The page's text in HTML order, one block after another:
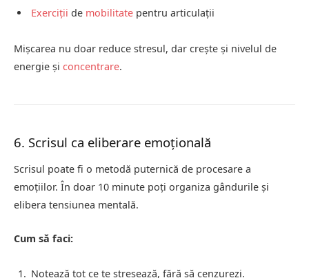
Exerciții de mobilitate pentru articulații
Mișcarea nu doar reduce stresul, dar crește și nivelul de
energie și concentrare.
6. Scrisul ca eliberare emoțională
Scrisul poate fi o metodă puternică de procesare a
emoțiilor. În doar 10 minute poți organiza gândurile și
elibera tensiunea mentală.
Cum să faci:
Notează tot ce te stresează, fără să cenzurezi.